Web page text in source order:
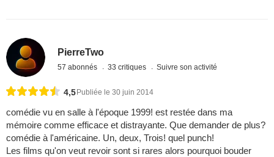
PierreTwo
57 abonnés 33 critiques Suivre son activité
4,5 Publiée le 30 juin 2014
comédie vu en salle à l'époque 1999! est restée dans ma
mémoire comme efficace et distrayante. Que demander de plus?
comédie à l'américaine. Un, deux, Trois! quel punch!
Les films qu'on veut revoir sont si rares alors pourquoi bouder